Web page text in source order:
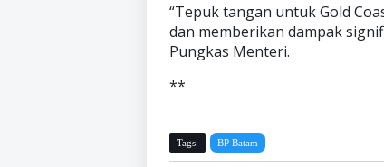
“Tepuk tangan untuk Gold
dan memberikan dampak
Pungkas Menteri.
**
Tags: BP Batam